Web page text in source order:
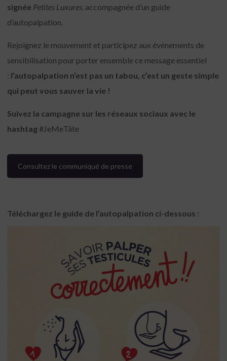
signée Petites Luxures , accompagnée d’un guide
d’autopalpation.
Rejoignez le mouvement et participez aux événements de
sensibilisation pour porter ensemble ce message essentiel
: l’autopalpation n’est pas un tabou, c’est un geste simple
qui peut vous sauver la vie !
Suivez la campagne sur les réseaux sociaux avec le
hashtag #JeMeTâte
Consultez le communiqué de presse
Téléchargez le guide de l’autopalpation ci-dessous :